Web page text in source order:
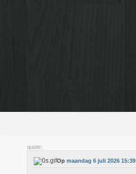
quote:
Op maandag 6 juli 2026 15:39